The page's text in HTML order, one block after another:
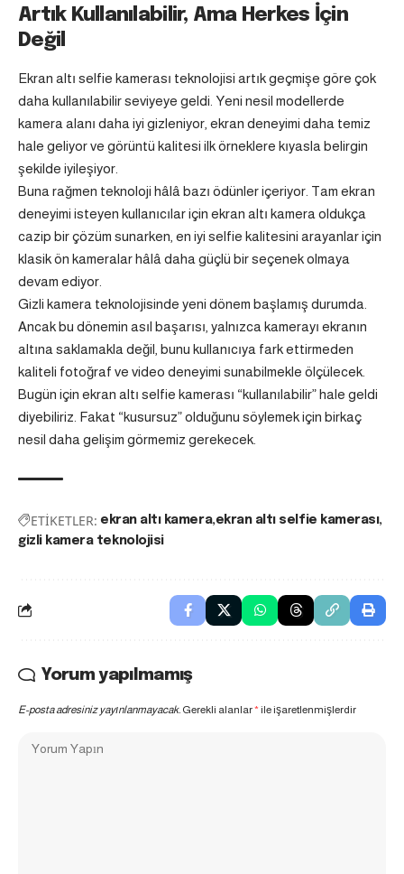
Artık Kullanılabilir, Ama Herkes İçin
Değil
Ekran altı selfie kamerası teknolojisi artık geçmişe göre çok
daha kullanılabilir seviyeye geldi. Yeni nesil modellerde
kamera alanı daha iyi gizleniyor, ekran deneyimi daha temiz
hale geliyor ve görüntü kalitesi ilk örneklere kıyasla belirgin
şekilde iyileşiyor.
Buna rağmen teknoloji hâlâ bazı ödünler içeriyor. Tam ekran
deneyimi isteyen kullanıcılar için ekran altı kamera oldukça
cazip bir çözüm sunarken, en iyi selfie kalitesini arayanlar için
klasik ön kameralar hâlâ daha güçlü bir seçenek olmaya
devam ediyor.
Gizli kamera teknolojisinde yeni dönem başlamış durumda.
Ancak bu dönemin asıl başarısı, yalnızca kamerayı ekranın
altına saklamakla değil, bunu kullanıcıya fark ettirmeden
kaliteli fotoğraf ve video deneyimi sunabilmekle ölçülecek.
Bugün için ekran altı selfie kamerası “kullanılabilir” hale geldi
diyebiliriz. Fakat “kusursuz” olduğunu söylemek için birkaç
nesil daha gelişim görmemiz gerekecek.
ETİKETLER: ekran altı kamera ekran altı selfie kamerası
gizli kamera teknolojisi
Yorum yapılmamış
E-posta adresiniz yayınlanmayacak. Gerekli alanlar*ile işaretlenmişlerdir